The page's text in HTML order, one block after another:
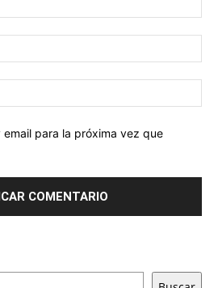
para la próxima vez que